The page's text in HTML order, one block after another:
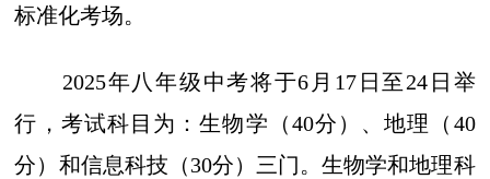
标准化考场。
2025年八年级中考将于6月17日至24日举
行，考试科目为：生物学（40分）、地理（40
分）和信息科技（30分）三门。生物学和地理科